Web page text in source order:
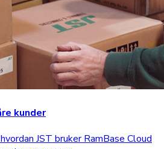
kunder
JST bruker RamBase Cloud